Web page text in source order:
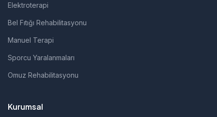
Elektroterapi
Bel Fıtığı Rehabilitasyonu
Manuel Terapi
Sporcu Yaralanmaları
Omuz Rehabilitasyonu
Kurumsal